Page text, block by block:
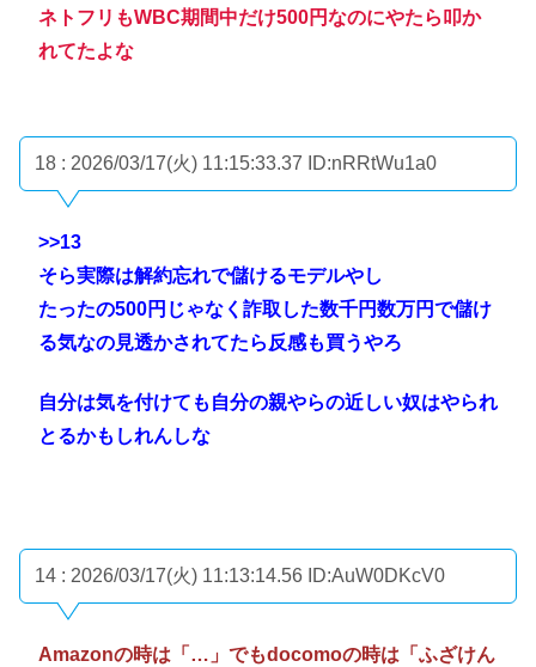
ネトフリもWBC期間中だけ500円なのにやたら叩か
れてたよな
18 : 2026/03/17(火) 11:15:33.37 ID:nRRtWu1a0
>>13
そら実際は解約忘れで儲けるモデルやし
たったの500円じゃなく詐取した数千円数万円で儲け
る気なの見透かされてたら反感も買うやろ
自分は気を付けても自分の親やらの近しい奴はやられ
とるかもしれんしな
14 : 2026/03/17(火) 11:13:14.56 ID:AuW0DKcV0
Amazonの時は「…」でもdocomoの時は「ふざけん